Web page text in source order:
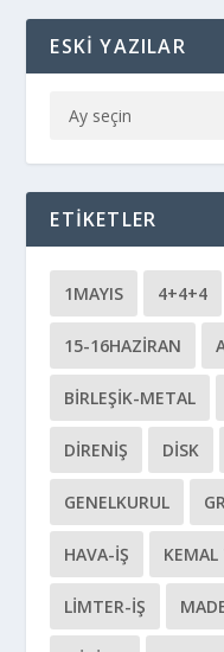
ESKI YAZILAR
ETIKETLER
1MAYIS 4+4+4
15-16HAZIRAN
BIRLEŞIK-METAL
DIRENIŞ DİSK
GENELKURUL
HAVA-İŞ KEMAL
LIMTER-İŞ